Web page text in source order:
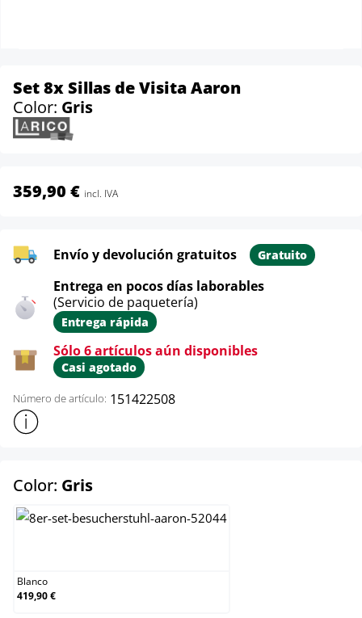
Set 8x Sillas de Visita Aaron
Color: Gris
359,90 € incl. IVA
Envío y devolución gratuitos Gratuito
Entrega en pocos días laborables
(Servicio de paquetería)
Entrega rápida
Sólo 6 artículos aún disponibles
Casi agotado
Número de artículo: 151422508
Mostrar más información sobre el producto
Color: Grisselect
Blanco
419,90 €